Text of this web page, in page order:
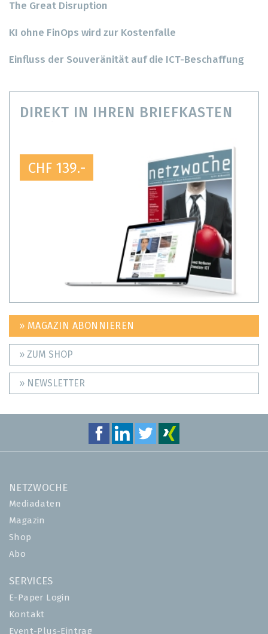
The Great Disruption
KI ohne FinOps wird zur Kostenfalle
Einfluss der Souveränität auf die ICT-Beschaffung
DIREKT IN IHREN BRIEFKASTEN
CHF 139.-
» MAGAZIN ABONNIEREN
» ZUM SHOP
» NEWSLETTER
NETZWOCHE
Mediadaten
Magazin
Shop
Abo
SERVICES
E-Paper Login
Kontakt
Event-Plus-Eintrag